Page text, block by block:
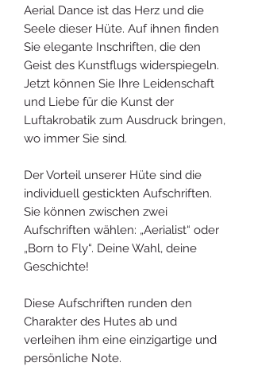
Aerial Dance ist das Herz und die
Seele dieser Hüte. Auf ihnen finden
Sie elegante Inschriften, die den
Geist des Kunstflugs widerspiegeln.
Jetzt können Sie Ihre Leidenschaft
und Liebe für die Kunst der
Luftakrobatik zum Ausdruck bringen,
wo immer Sie sind.
Der Vorteil unserer Hüte sind die
individuell gestickten Aufschriften.
Sie können zwischen zwei
Aufschriften wählen: „Aerialist“ oder
„Born to Fly“. Deine Wahl, deine
Geschichte!
Diese Aufschriften runden den
Charakter des Hutes ab und
verleihen ihm eine einzigartige und
persönliche Note.